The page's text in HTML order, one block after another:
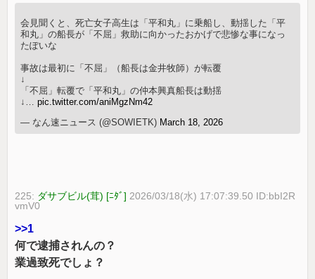
会見聞くと、死亡女子高生は「平和丸」に乗船し、動揺した「平
和丸」の船長が「不屈」救助に向かったおかげで悲惨な事になっ
たぽいな
事故は最初に「不屈」（船長は金井牧師）が転覆
↓
「不屈」転覆で「平和丸」の仲本興真船長は動揺
↓…pic.twitter.com/aniMgzNm42
— なん速ニュース (@SOWIETK) March 18, 2026
225: ダサブビル(茸) [ﾆﾀﾞ] 2026/03/18(水) 17:07:39.50 ID:bbI2R
vmV0
>>1
何で逮捕されんの？
業過致死でしょ？